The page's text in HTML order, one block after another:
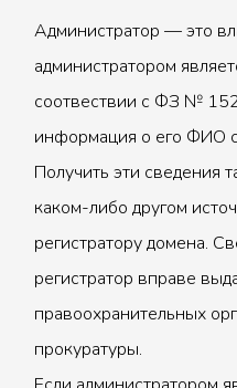
Администратор — это
администратором
соотвествии с ФЗ №
информация о его ФИО
Получить эти сведения
каком-либо другом
регистратору домена.
регистратор вправе
правоохранительных
прокуратуры.